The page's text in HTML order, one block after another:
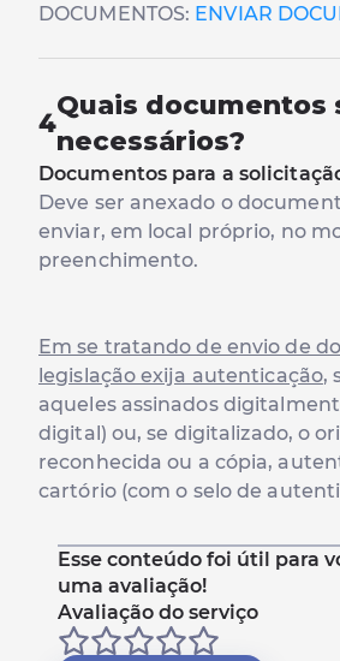
DOCUMENTOS: ENVIAR
4
Quais documentos
necessários?
Documentos para a
Deve ser anexado o
enviar, em local próprio, no
preenchimento.
Em se tratando de envio de
legislação exija autenticação,
aqueles assinados
digital) ou, se digitalizado, o
reconhecida ou a cópia,
cartório (com o selo de
Esse conteúdo foi útil para
uma avaliação!
Avaliação do serviço